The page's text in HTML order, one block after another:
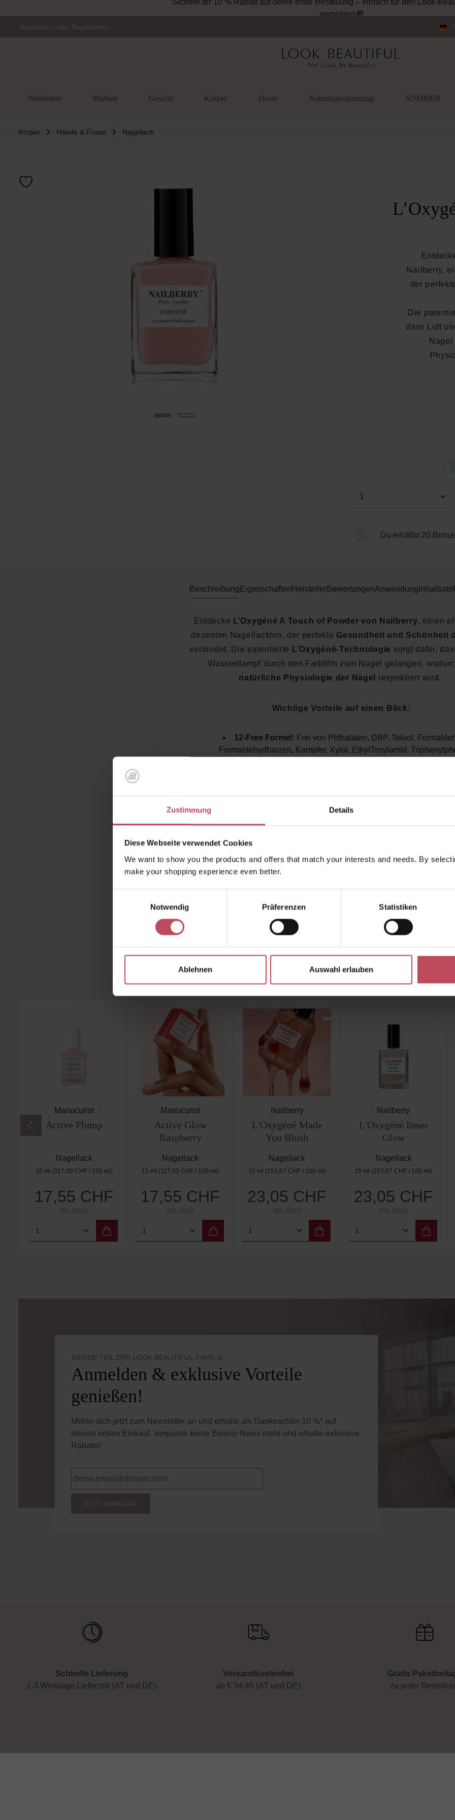
Zustimmung Details
Diese Webseite verwendet Cookies
We want to show you the products and offers that match your interests and needs. By
make your shopping experience even better.
Notwendig
Präferenzen Statistiken
Ablehnen Auswahl erlauben
Sichere dir 10 % Rabatt auf deine erste Bestellung – einfach für den Look-
anmelden🎁
Anmelden oder Registrieren
Neuheiten Marken Gesicht Körper Haare Nahrungsergänzung SOMMER
Körper Hände & Füsse Nagellack
Nailberry,
der
Die
dass Luft
Durchschnittliche
Produkt Anzahl:
Du erhältst 20
Beschreibung Eigenschaften HerstellerBewertungenAnwendung
Entdecke L’Oxygéné A Touch of Powder von Nailberry, einen
dezenten Nagellackton, der perfekte Gesundheit und Schönheit
verbindet. Die patentierte L’Oxygéné-Technologie sorgt dafür,
Wasserdampf durch den Farbfilm zum Nagel gelangen,
natürliche Physiologie der Nägel
respektiert wird.
Wichtige Vorteile auf einen Blick:
12-Free Formel: Frei von Phthalaten, DBP, Toluol,
Formaldehydharzen, Kampfer, Xylol, EthylTosylamid,
Langhaftend & widerstandsfähig:Flexibel, stoß- und
langlebige Maniküre
Hochwertige Farbe:
UV-Schutz:
strahlende Farben
Perfekt für jeden Anlass, bietetA Touch of Powdereine zeitlose,
Farbe, die zu jedem Look passt und die Nägel gleichzeitig pflegt
Kunden haben sich ebenfalls angesehen
Manucurist
Active Plump
Nagellack
15 ml (117,00 CHF / 100 ml)
Regulärer Preis:
17,55 CHF
Inkl. MwSt
Produkt Anzahl: Gib den gewünschten Wert ein oder benutze die
Manucurist
Active Glow
Raspberry
Nagellack
15 ml (117,00 CHF / 100 ml)
Regulärer Preis:
17,55 CHF
Inkl. MwSt
Produkt Anzahl: Gib den gewünschten Wert ein oder
Nailberry
L'Oxygéné Made
You Blush
Nagellack
15 ml (153,67 CHF / 100 ml)
Regulärer Preis:
23,05 CHF
Inkl. MwSt
Produkt Anzahl: Gib den
Nailberry
L'Oxygéné Inner
Glow
Nagellack
15 ml (153,67 CHF / 100 ml)
Regulärer Preis:
23,05 CHF
Inkl. MwSt
Produkt Anzahl:
WERDE TEIL DER LOOK BEAUTIFUL-FAMILIE
Anmelden & exklusive Vorteile
genießen!
Melde dich jetzt zum Newsletter an und erhalte als Dankeschön 10 %* auf
deinen ersten Einkauf. Verpasse keine Beauty-News mehr und erhalte exklusive
Rabatte!
JETZT ANMELDEN
Schnelle Lieferung
1-3 Werktage Lieferzeit (AT und DE)
Versandkostenfrei
ab € 34.95 (AT und DE)
Gratis
zu jeder